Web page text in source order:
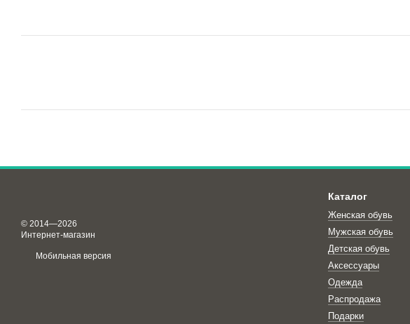
© 2014—2026
Интернет-магазин
Мобильная версия
Каталог
Женская обувь
Мужская обувь
Детская обувь
Аксессуары
Одежда
Распродажа
Подарки